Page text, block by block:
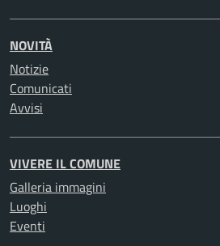
NOVITÀ
Notizie
Comunicati
Avvisi
VIVERE IL COMUNE
Galleria immagini
Luoghi
Eventi